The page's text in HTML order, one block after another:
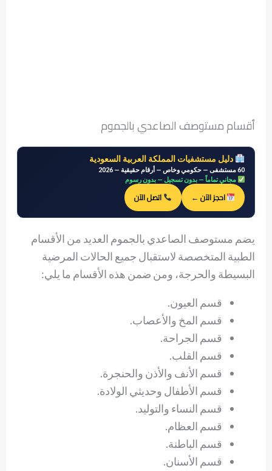
أقسام مستوصف الصاعدي بالجموم
دليل مستشفيات المملكة العربية السعودية
60 مستشفى — حكومي وخاص — أرقام حقيقية — 2026
مجاني تماماً — بدون تسجيل — بدون رسوم
احجز الآن ← اتصل الآن
يضم مستوصف الصاعدي بالجموم العديد من الأقسام
الطبية المتخصصة لاستقبال جميع الحالات المرضية
البسيطة والحرجة، ومن ضمن هذه الأقسام ما يلي:
قسم العيون.
قسم المخ والأعصاب.
قسم الجراحة.
قسم القلب.
قسم الأنف والأذن والحنجرة.
قسم الأطفال وحديثي الولادة.
قسم النساء والتوليد.
قسم العظام.
قسم الباطنة.
قسم الأسنان.